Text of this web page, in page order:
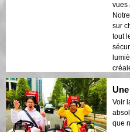
vues
sur
tout
est
fois
et de
Voir
que